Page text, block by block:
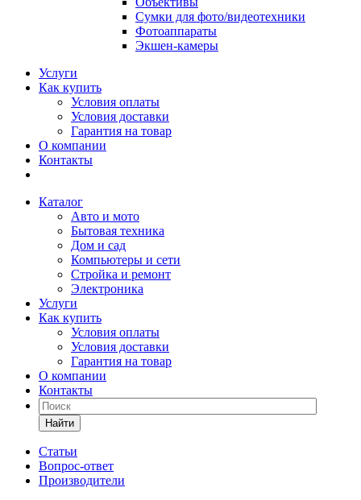
Сумки для фото/видеотехники
Фотоаппараты
Экшен-камеры
Услуги
Как купить
Условия оплаты
Условия доставки
Гарантия на товар
О компании
Контакты
Каталог
Авто и мото
Бытовая техника
Дом и сад
Компьютеры и сети
Стройка и ремонт
Электроника
Услуги
Как купить
Условия оплаты
Условия доставки
Гарантия на товар
О компании
Контакты
Найти
Статьи
Вопрос-ответ
Производители